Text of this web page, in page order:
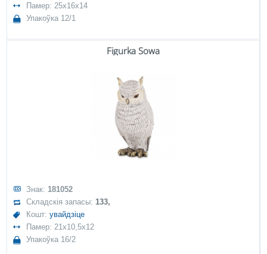
Памер: 25x16x14
Упакоўка 12/1
Figurka Sowa
Знак: 181052
Складскія запасы:133,
Кошт:увайдзіце
Памер: 21x10,5x12
Упакоўка 16/2